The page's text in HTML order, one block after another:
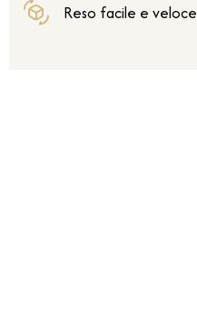
Reso facile e veloce